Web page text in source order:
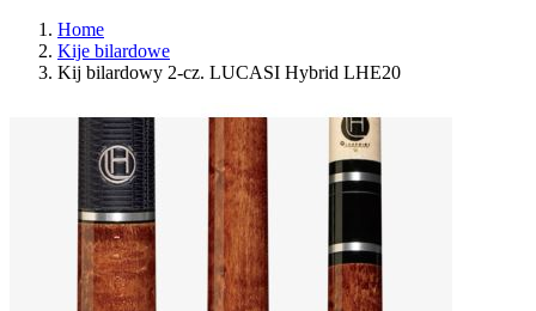
Home
Kije bilardowe
Kij bilardowy 2-cz. LUCASI Hybrid LHE20